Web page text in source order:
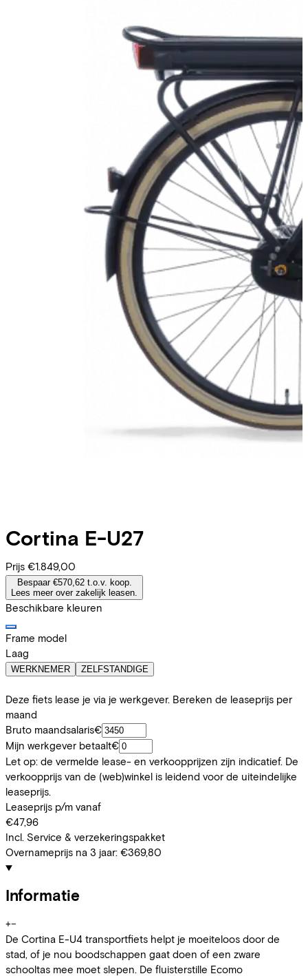
Cortina E-U27
Prijs €1.849,00
Bespaar €570,62 t.o.v. koop.
Lees meer over zakelijk leasen.
Beschikbare kleuren
Frame model
Laag
WERKNEMER ZELFSTANDIGE
Deze fiets lease je via je werkgever. Bereken de leaseprijs per
maand
Bruto maandsalaris€
Mijn werkgever betaalt€
Let op: de vermelde lease- en verkoopprijzen zijn indicatief. De
verkoopprijs van de (web)winkel is leidend voor de uiteindelijke
leaseprijs.
Leaseprijs p/m vanaf
€47,96
Incl. Service & verzekeringspakket
Overnameprijs na 3 jaar: €369,80
Informatie
+−
De Cortina E-U4 transportfiets helpt je moeiteloos door de
stad, of je nou boodschappen gaat doen of een zware
schooltas mee moet slepen. De fluisterstille Ecomo